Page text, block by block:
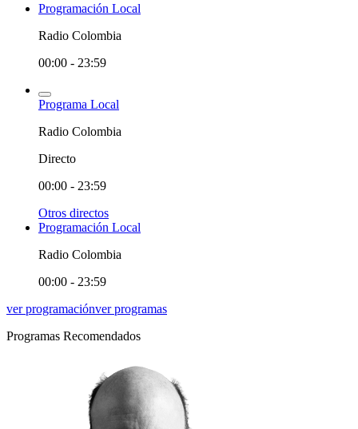
Programación Local
Radio Colombia
00:00 - 23:59
Programa Local
Radio Colombia
Directo
00:00 - 23:59
Otros directos
Programación Local
Radio Colombia
00:00 - 23:59
ver programaciónver programas
Programas Recomendados